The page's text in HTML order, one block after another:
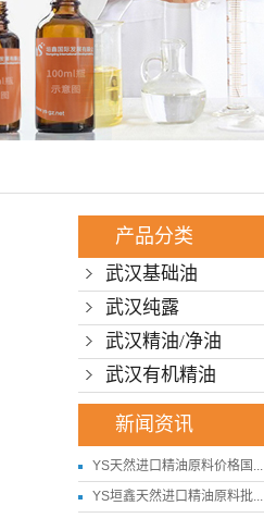
产品分类
武汉基础油
武汉纯露
武汉精油/净油
武汉有机精油
新闻资讯
YS天然进口精油原料价格国...
YS垣鑫天然进口精油原料批...